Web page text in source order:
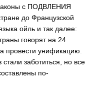
с ПОДВЛЕНИЯ
до Французской
ойль и так далее:
говорят на 24
провести унификацию.
заботиться, но все
по-